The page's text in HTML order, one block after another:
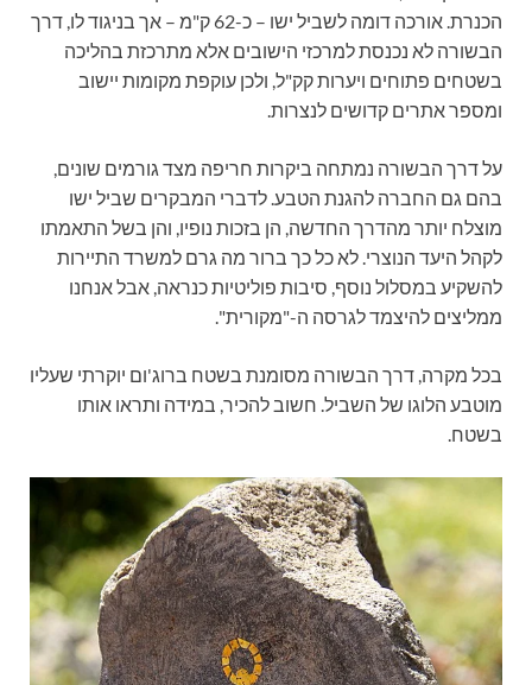
הכנרת. אורכה דומה לשביל ישו – כ-62 ק"מ – אך בניגוד לו, דרך
הבשורה לא נכנסת למרכזי הישובים אלא מתרכזת בהליכה
בשטחים פתוחים ויערות קק"ל, ולכן עוקפת מקומות יישוב
ומספר אתרים קדושים לנצרות.
על דרך הבשורה נמתחה ביקרות חריפה מצד גורמים שונים,
בהם גם החברה להגנת הטבע. לדברי המבקרים שביל ישו
מוצלח יותר מהדרך החדשה, הן בזכות נופיו, והן בשל התאמתו
לקהל היעד הנוצרי. לא כל כך ברור מה גרם למשרד התיירות
להשקיע במסלול נוסף, סיבות פוליטיות כנראה, אבל אנחנו
ממליצים להיצמד לגרסה ה-"מקורית".
בכל מקרה, דרך הבשורה מסומנת בשטח ברוג'ום יוקרתי שעליו
מוטבע הלוגו של השביל. חשוב להכיר, במידה ותראו אותו
בשטח.